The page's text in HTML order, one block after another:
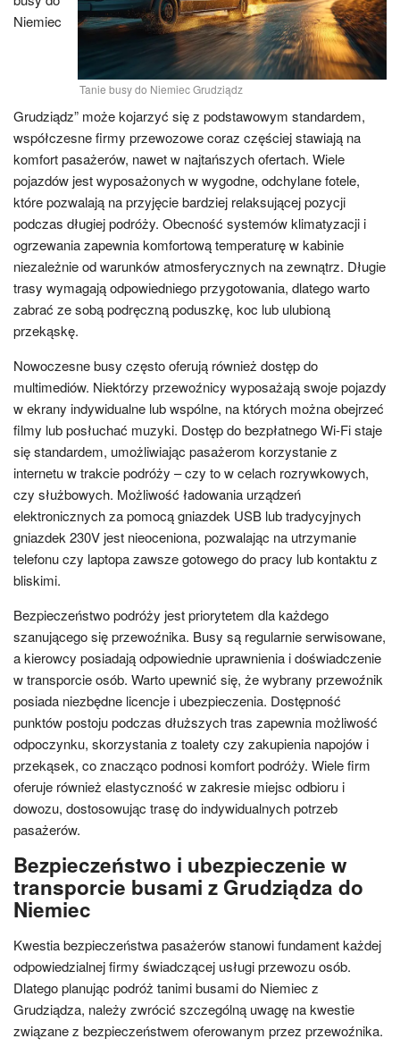
Tanie busy do Niemiec Grudziądz
Niemiec
Grudziądz” może kojarzyć się z podstawowym standardem,
współczesne firmy przewozowe coraz częściej stawiają na
komfort pasażerów, nawet w najtańszych ofertach. Wiele
pojazdów jest wyposażonych w wygodne, odchylane fotele,
które pozwalają na przyjęcie bardziej relaksującej pozycji
podczas długiej podróży. Obecność systemów klimatyzacji i
ogrzewania zapewnia komfortową temperaturę w kabinie
niezależnie od warunków atmosferycznych na zewnątrz. Długie
trasy wymagają odpowiedniego przygotowania, dlatego warto
zabrać ze sobą podręczną poduszkę, koc lub ulubioną
przekąskę.
Nowoczesne busy często oferują również dostęp do
multimediów. Niektórzy przewoźnicy wyposażają swoje pojazdy
w ekrany indywidualne lub wspólne, na których można obejrzeć
filmy lub posłuchać muzyki. Dostęp do bezpłatnego Wi-Fi staje
się standardem, umożliwiając pasażerom korzystanie z
internetu w trakcie podróży – czy to w celach rozrywkowych,
czy służbowych. Możliwość ładowania urządzeń
elektronicznych za pomocą gniazdek USB lub tradycyjnych
gniazdek 230V jest nieoceniona, pozwalając na utrzymanie
telefonu czy laptopa zawsze gotowego do pracy lub kontaktu z
bliskimi.
Bezpieczeństwo podróży jest priorytetem dla każdego
szanującego się przewoźnika. Busy są regularnie serwisowane,
a kierowcy posiadają odpowiednie uprawnienia i doświadczenie
w transporcie osób. Warto upewnić się, że wybrany przewoźnik
posiada niezbędne licencje i ubezpieczenia. Dostępność
punktów postoju podczas dłuższych tras zapewnia możliwość
odpoczynku, skorzystania z toalety czy zakupienia napojów i
przekąsek, co znacząco podnosi komfort podróży. Wiele firm
oferuje również elastyczność w zakresie miejsc odbioru i
dowozu, dostosowując trasę do indywidualnych potrzeb
pasażerów.
Bezpieczeństwo i ubezpieczenie w
transporcie busami z Grudziądza do
Niemiec
Kwestia bezpieczeństwa pasażerów stanowi fundament każdej
odpowiedzialnej firmy świadczącej usługi przewozu osób.
Dlatego planując podróż tanimi busami do Niemiec z
Grudziądza, należy zwrócić szczególną uwagę na kwestie
związane z bezpieczeństwem oferowanym przez przewoźnika.